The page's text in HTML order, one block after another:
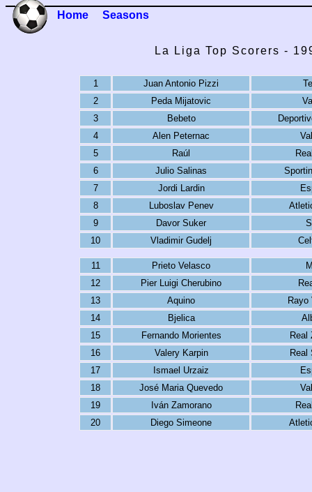
Home Seasons
La Liga Top Scorers -
1 Juan Antonio Pizzi
2
Peda Mijatovic
3
Bebeto
4
Alen Peternac
5
Raúl
6
Julio Salinas
7
Jordi Lardin
8
Luboslav Penev
9
Davor Suker
10
Vladimir Gudelj
11 Prieto Velasco
12
Pier Luigi Cherubino
13
Aquino
Rayo
14
Bjelica
15
Fernando Morientes
Real
16
Valery Karpin
Real
17
Ismael Urzaiz
18
José Maria Quevedo
19
Iván Zamorano
20
Diego Simeone